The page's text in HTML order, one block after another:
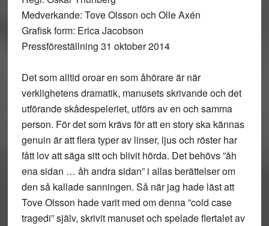
Medverkande: Tove Olsson och Olle Axén
Grafisk form: Erica Jacobson
Pressföreställning 31 oktober 2014
Det som alltid oroar en som åhörare är när
verklighetens dramatik, manusets skrivande och det
utförande skådespeleriet, utförs av en och samma
person. För det som krävs för att en story ska kännas
genuin är att flera typer av linser, ljus och röster har
fått lov att säga sitt och blivit hörda. Det behövs ”åh
ena sidan … åh andra sidan” i allas berättelser om
den så kallade sanningen. Så när jag hade läst att
Tove Olsson hade varit med om denna ”cold case
tragedi” själv, skrivit manuset och spelade flertalet av